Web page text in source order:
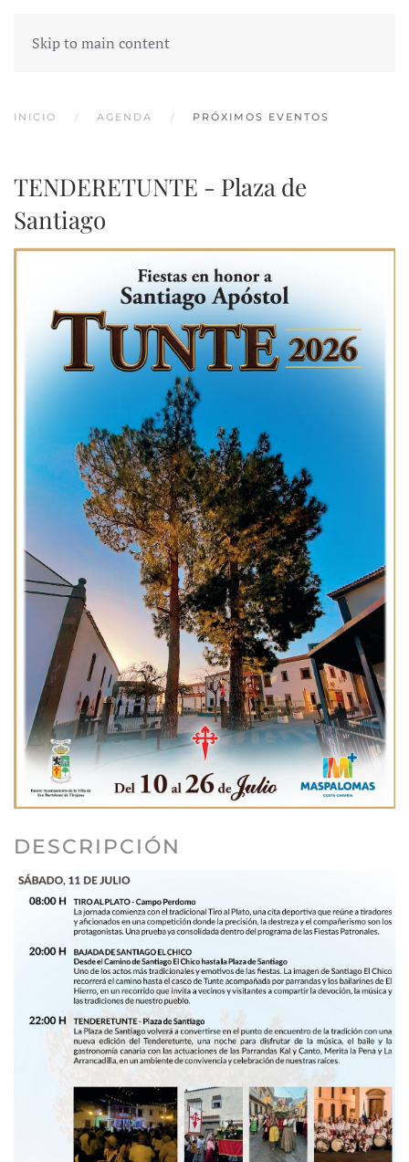
Skip to main content
INICIO AGENDA PRÓXIMOS EVENTOS
TENDERETUNTE - Plaza de
Santiago
DESCRIPCIÓN